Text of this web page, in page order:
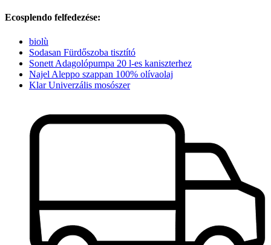
Ecosplendo felfedezése:
biolù
Sodasan Fürdőszoba tisztító
Sonett Adagolópumpa 20 l-es kaniszterhez
Najel Aleppo szappan 100% olívaolaj
Klar Univerzális mosószer